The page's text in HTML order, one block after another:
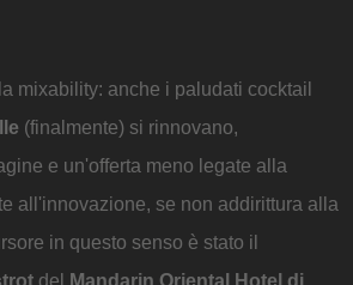
mixability: anche i paludati cocktail
(finalmente) si rinnovano,
e un'offerta meno legate alla
all'innovazione, se non addirittura alla
in questo senso è stato il